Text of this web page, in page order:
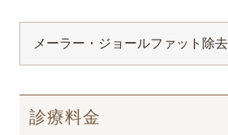
メーラー・ジョールファット除
診療料金